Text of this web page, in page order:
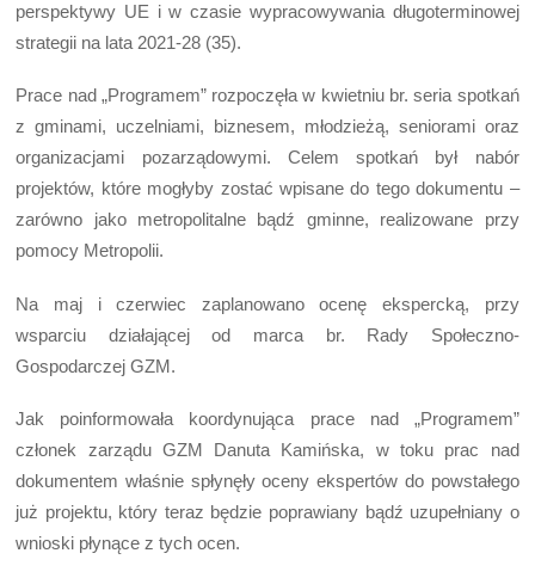
perspektywy UE i w czasie wypracowywania długoterminowej
strategii na lata 2021-28 (35).
Prace nad „Programem” rozpoczęła w kwietniu br. seria spotkań
z gminami, uczelniami, biznesem, młodzieżą, seniorami oraz
organizacjami pozarządowymi. Celem spotkań był nabór
projektów, które mogłyby zostać wpisane do tego dokumentu –
zarówno jako metropolitalne bądź gminne, realizowane przy
pomocy Metropolii.
Na maj i czerwiec zaplanowano ocenę ekspercką, przy
wsparciu działającej od marca br. Rady Społeczno-
Gospodarczej GZM.
Jak poinformowała koordynująca prace nad „Programem”
członek zarządu GZM Danuta Kamińska, w toku prac nad
dokumentem właśnie spłynęły oceny ekspertów do powstałego
już projektu, który teraz będzie poprawiany bądź uzupełniany o
wnioski płynące z tych ocen.